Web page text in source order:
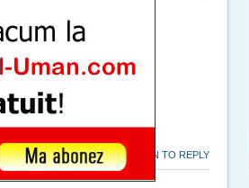
LOG IN TO REPLY